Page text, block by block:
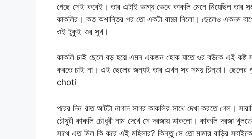
গেছে সেই কবেই। তার এটাই ভাগ্য ভেবে কাকলি মেনে নিয়েছিল তার
কাকলির। কত অশান্তির পর তো একটা বাচ্চা নিলো। ছেলেও একদম
ওই টুকুই ওর সুখ।
কাকলি চাই ছেলে বড় হয়ে এমন একজন হোক যাতে ওর বউকে এই কষ্ট
করতে চাই না। এই ছেলের জন্যই তার এখন সব সময় চিন্তা।
choti
পরের দিন রাত আটটা নাগাদ সাগর কাকলির সাথে দেখা করতে গেল।
চৌধুরী কাকলি চৌধুরী নাম দেখে সে দরজায় ডাকলো। কাকলি দরজা
সাথে এত মিল কি করে এই মহিলার? কিন্তু সে তো মামার বাড়ির